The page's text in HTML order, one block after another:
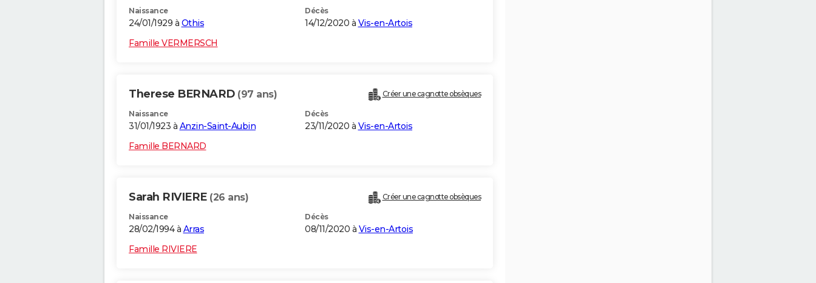
Naissance
24/01/1929 à Othis
Décès
14/12/2020 à Vis-en-Artois
Famille VERMERSCH
Therese BERNARD (97 ans) Créer une cagnotte obsèques
Naissance
31/01/1923 à Anzin-Saint-Aubin
Décès
23/11/2020 à Vis-en-Artois
Famille BERNARD
Sarah RIVIERE (26 ans) Créer une cagnotte obsèques
Naissance
28/02/1994 à Arras
Décès
08/11/2020 à Vis-en-Artois
Famille RIVIERE